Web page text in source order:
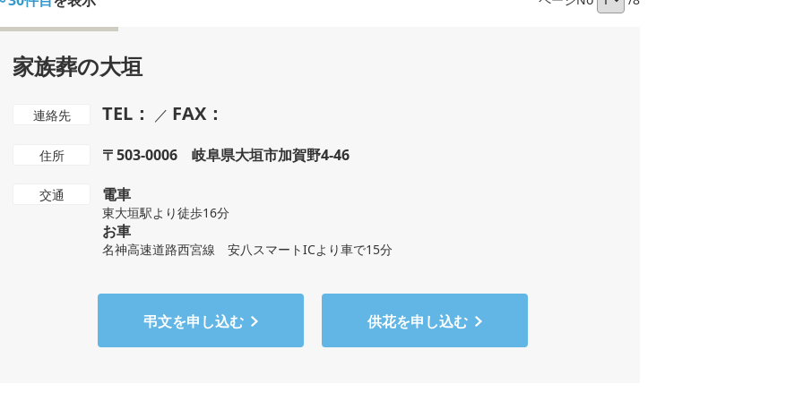
家族葬の大垣
連絡先 TEL： ／ FAX：
住所 〒503-0006 岐阜県大垣市加賀野4-46
交通 電車
東大垣駅より徒歩16分
お車
名神高速道路西宮線 安八スマートICより車で15分
弔文を申し込む 供花を申し込む